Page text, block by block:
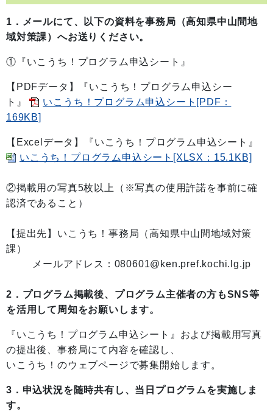
1．メールにて、以下の資料を事務局（高知県中山間地
域対策課）へお送りください。
①『いこうち！プログラム申込シート』
【PDFデータ】『いこうち！プログラム申込シー
ト』
いこうち！プログラム申込シート[PDF：
169KB]
【Excelデータ】『いこうち！プログラム申込シート』
いこうち！プログラム申込シート[XLSX：15.1KB]
②掲載用の写真5枚以上（※写真の使用許諾を事前に確
認済であること）
【提出先】 いこうち！事務局（高知県中山間地域対策
課）
メールアドレス：080601@ken.pref.kochi.lg.jp
2．プログラム掲載後、プログラム主催者の方もSNS等
を活用して周知をお願いします。
『いこうち！プログラム申込シート』および掲載用写真
の提出後、事務局にて内容を確認し、
いこうち！のウェブページで募集開始します。
3．申込状況を随時共有し、当日プログラムを実施しま
す。